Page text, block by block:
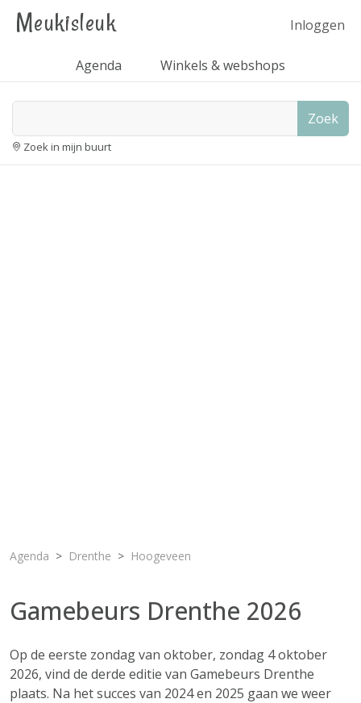
Meukisleuk Inloggen
Agenda Winkels & webshops
Zoek
Zoek in mijn buurt
Agenda Drenthe Hoogeveen
Gamebeurs Drenthe 2026
Op de eerste zondag van oktober, zondag 4 oktober
2026, vind de derde editie van Gamebeurs Drenthe
plaats. Na het succes van 2024 en 2025 gaan we weer